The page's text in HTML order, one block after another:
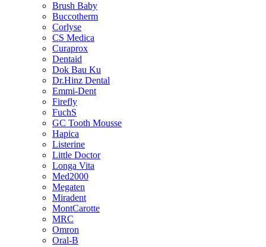
Brush Baby
Buccotherm
Corlyse
CS Medica
Curaprox
Dentaid
Dok Bau Ku
Dr.Hinz Dental
Emmi-Dent
Firefly
FuchS
GC Tooth Mousse
Hapica
Listerine
Little Doctor
Longa Vita
Med2000
Megaten
Miradent
MontCarotte
MRC
Omron
Oral-B